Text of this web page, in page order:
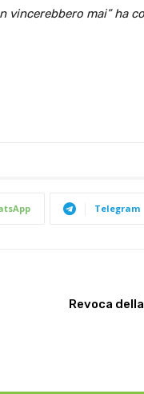
mai” ha
Telegram
Revoca